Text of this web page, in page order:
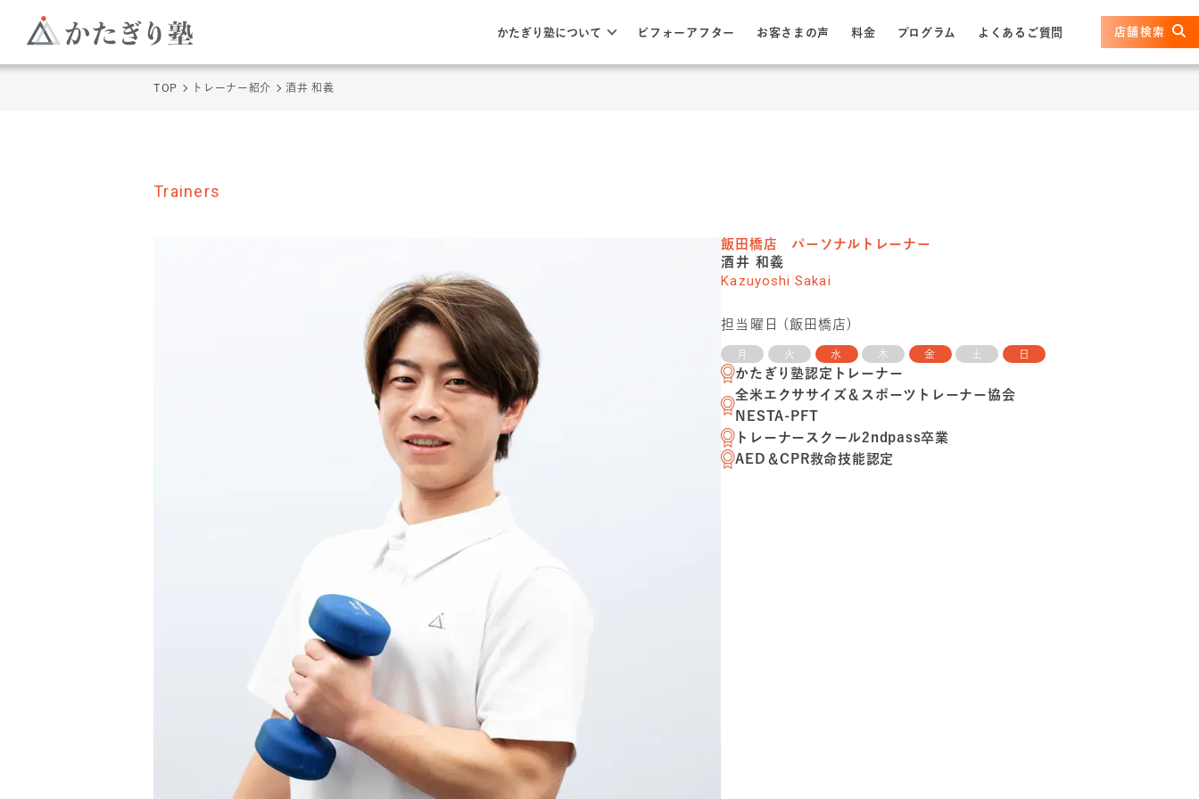
かたぎり塾について ビフォーアフター お客さまの声 料金 プログラム よくあるご質問 店舗検索
TOP トレーナー紹介 酒井 和義
Trainers
飯田橋店 パーソナルトレーナー
酒井 和義
Kazuyoshi Sakai
担当曜日 ( 飯田橋店 )
月 火 水 木 金 土 日
かたぎり塾認定トレーナー
全米エクササイズ＆スポーツトレーナー協会
NESTA-PFT
トレーナースクール2ndpass卒業
AED＆CPR救命技能認定